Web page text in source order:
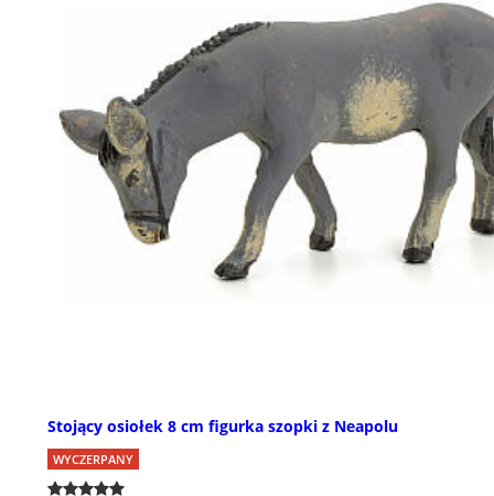
Stojący osiołek 8 cm figurka szopki z Neapolu
WYCZERPANY